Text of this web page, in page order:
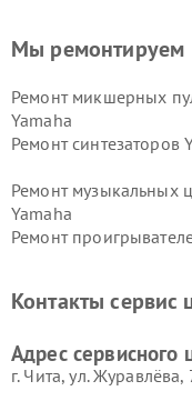
Мы ремонтируем
Ремонт микшерных
Yamaha
Ремонт синтезаторов
Ремонт музыкальных
Yamaha
Ремонт
Yamaha
Контакты сервис
Адрес сервисного
г. Чита, ул. Журавлёва,